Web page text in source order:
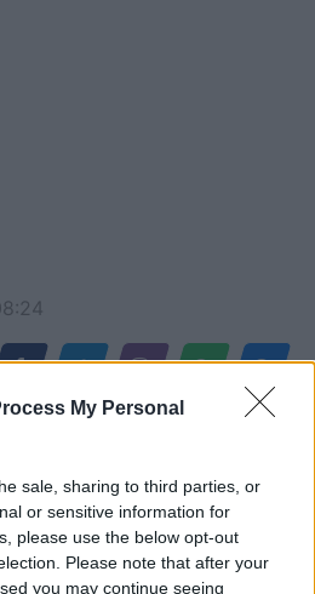
My Personal
sale, sharing to third parties, or
or sensitive information for
please use the below opt-out
Please note that after your
you may continue seeing